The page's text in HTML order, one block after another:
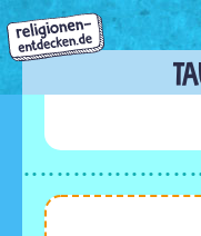
Direkt
zum
Inhalt
Jesidentum